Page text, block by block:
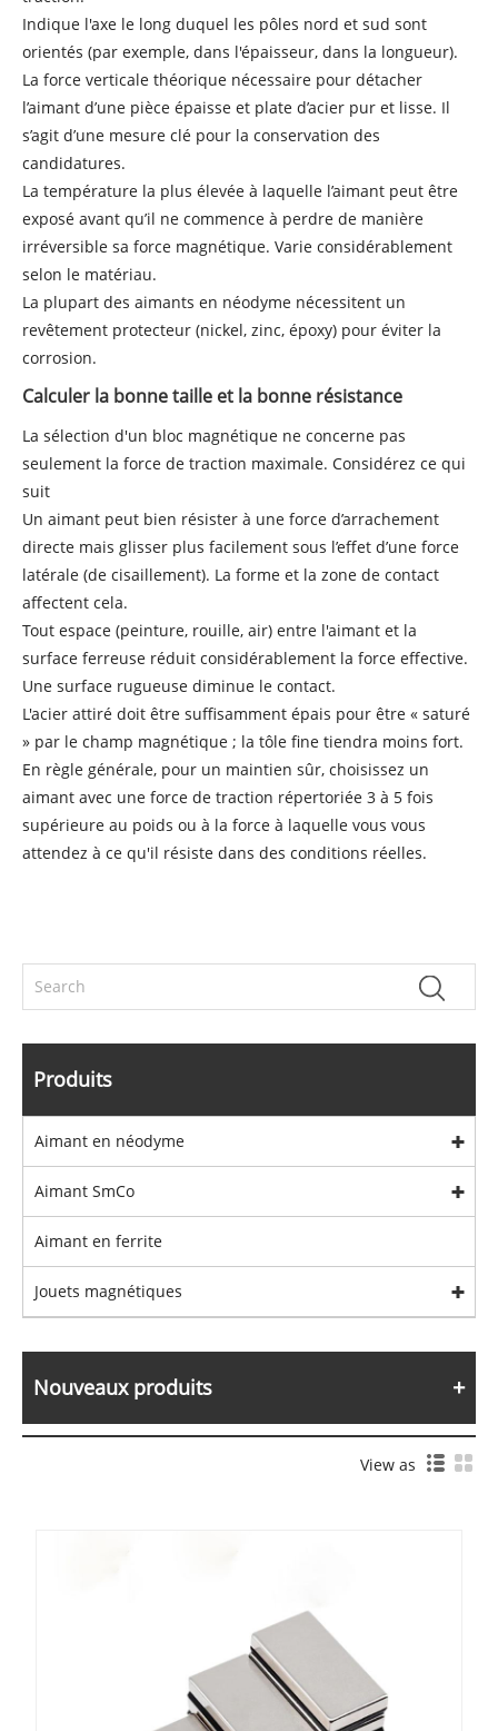
Indique l'axe le long duquel les pôles nord et sud sont
orientés (par exemple, dans l'épaisseur, dans la longueur).
La force verticale théorique nécessaire pour détacher
l’aimant d’une pièce épaisse et plate d’acier pur et lisse. Il
s’agit d’une mesure clé pour la conservation des
candidatures.
La température la plus élevée à laquelle l’aimant peut être
exposé avant qu’il ne commence à perdre de manière
irréversible sa force magnétique. Varie considérablement
selon le matériau.
La plupart des aimants en néodyme nécessitent un
revêtement protecteur (nickel, zinc, époxy) pour éviter la
corrosion.
Calculer la bonne taille et la bonne résistance
La sélection d'un bloc magnétique ne concerne pas
seulement la force de traction maximale. Considérez ce qui
suit
Un aimant peut bien résister à une force d’arrachement
directe mais glisser plus facilement sous l’effet d’une force
latérale (de cisaillement). La forme et la zone de contact
affectent cela.
Tout espace (peinture, rouille, air) entre l'aimant et la
surface ferreuse réduit considérablement la force effective.
Une surface rugueuse diminue le contact.
L'acier attiré doit être suffisamment épais pour être « saturé
» par le champ magnétique ; la tôle fine tiendra moins fort.
En règle générale, pour un maintien sûr, choisissez un
aimant avec une force de traction répertoriée 3 à 5 fois
supérieure au poids ou à la force à laquelle vous vous
attendez à ce qu'il résiste dans des conditions réelles.
Produits
Aimant en néodyme
Aimant SmCo
Aimant en ferrite
Jouets magnétiques
Nouveaux produits
View as